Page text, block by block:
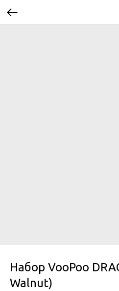
Набор VooPoo
Walnut)